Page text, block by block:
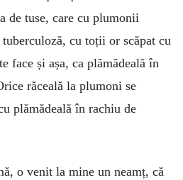
de tuse, care cu plumonii
cu toții or scă­pat cu
face și așa, ca plămădeală în
răceală la plumoni se
plămădeală în rachiu de
o venit la mine un neamț, că